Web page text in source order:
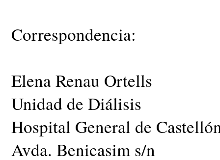
Correspondencia:
Elena Renau Ortells
Unidad de Diálisis
Hospital General de
Avda. Benicasim s/n